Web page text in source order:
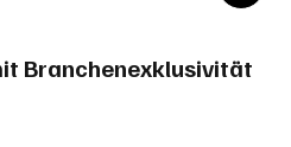
Branchenexklusivität